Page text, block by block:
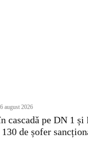
6 august 2026
cascadă pe DN 1 și
de șofer